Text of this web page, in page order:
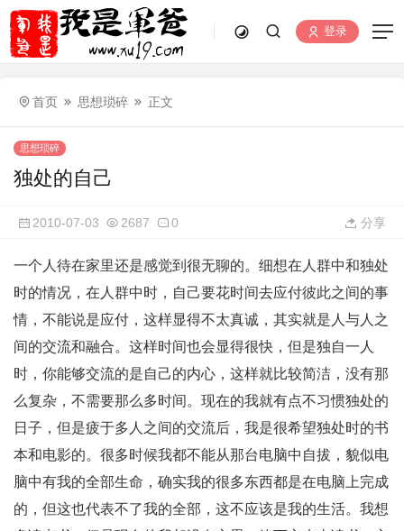
登录
首页 思想琐碎 正文
思想琐碎
独处的自己
2010-07-03 2687 0 分享
一个人待在家里还是感觉到很无聊的。细想在人群中和独处
时的情况，在人群中时，自己要花时间去应付彼此之间的事
情，不能说是应付，这样显得不太真诚，其实就是人与人之
间的交流和融合。这样时间也会显得很快，但是独自一人
时，你能够交流的是自己的内心，这样就比较简洁，没有那
么复杂，不需要那么多时间。现在的我就有点不习惯独处的
日子，但是疲于多人之间的交流后，我是很希望独处时的书
本和电影的。很多时候我都不能从那台电脑中自拔，貌似电
脑中有我的全部生命，确实我的很多东西都是在电脑上完成
的，但这也代表不了我的全部，这不应该是我的生活。我想